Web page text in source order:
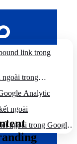
link trong
ngoài trong
Analytic
ngoài
ngoài trong Google